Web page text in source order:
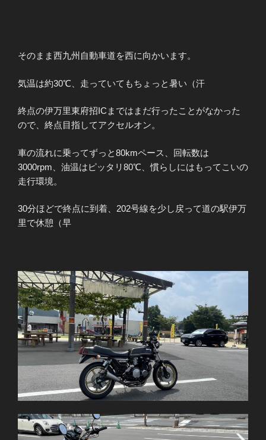
そのまま西九州自動車道を西に向かいます。
気温は約30℃、走っていてもちょっと暑い（汗
終点の伊万⾥東府招ICまではまだ行ったことがなかった
ので、終点目指してアクセルオン。
車の流れに乗ってずっと80kmペース、回転数は
3000rpm、油温はピッタリ80℃、慣らしにはもってこいの
走行環境。
30分ほどで終点に到着、202号線を少し戻って道の駅伊万
里で休憩（早